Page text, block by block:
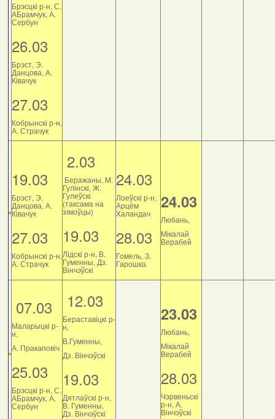
Брэсцкі р-н, С.
АБрамчук, А.
Сербун
26.03
Брэст, Э.
Данцова, А.
Ківачук
27.03
Кобрынскі р-н,
А. Страчук
19.03
Брэст, Э.
Данцова, А.
Ківачук
27.03
Кобрынскі р-н,
А. Страчук
2.03
Беражаны, М.
Гулінскі, Ж.
Гулеўскі
(таксама на
зімоўцы)
19.03
Лідскі р-н, В.
Гуменны, Дз.
Вінчэўскі
24.03
Лоеўскі р-н,
Арцём
Халандач
28.03
Гомель, З.
Гарошка
24.03
Любань,
Мікалай
Верабей
07.03
Маларыцкі р-
н,
А. Пракаповіч
25.03
Брэсцкі р-н, С.
АБрамчук, А.
Сербун
12.03
Бераставіцкі р-
н,
В.Гуменны,
Дз. Вінчэўскі
19.03
Дятлаўскі р-н,
В. Гуменны,
Дз. Вінчэўскі
23.03
Любань,
Мікалай
Верабей
28.03
Чэрвеньскі
р-н, А.
Вінчэўскі